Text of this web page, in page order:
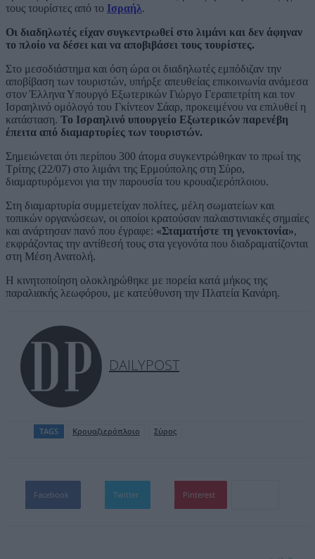
τους τουρίστες από το Ισραήλ.
Οι διαδηλωτές είχαν συγκεντρωθεί στο λιμάνι και δεν άφηναν
το πλοίο να δέσει και να αποβιβάσει τους τουρίστες.
Στο μεσοδιάστημα και όση ώρα οι διαδηλωτές εμπόδιζαν την
αποβίβαση των τουριστών, υπήρξε απευθείας επικοινωνία ανάμεσα
στον Έλληνα Υπουργό Εξωτερικών Γιώργο Γεραπετρίτη και τον
Ισραηλινό ομόλογό του Γκίντεον Σάαρ, προκειμένου να επιλυθεί η
κατάσταση. Το Ισραηλινό υπουργείο Εξωτερικών παρενέβη
έπειτα από διαμαρτυρίες των τουριστών.
Σημειώνεται ότι περίπου 300 άτομα συγκεντρώθηκαν το πρωί της
Τρίτης (22/07) στο λιμάνι της Ερμούπολης στη Σύρο,
διαμαρτυρόμενοι για την παρουσία του κρουαζιερόπλοιου.
Στη διαμαρτυρία συμμετείχαν πολίτες, μέλη σωματείων και
τοπικών οργανώσεων, οι οποίοι κρατούσαν παλαιστινιακές σημαίες
και ανάρτησαν πανό που έγραφε: «Σταματήστε τη γενοκτονία»,
εκφράζοντας την αντίθεσή τους στα γεγονότα που διαδραματίζονται
στη Μέση Ανατολή.
Η κινητοποίηση ολοκληρώθηκε με πορεία κατά μήκος της
παραλιακής λεωφόρου, με κατεύθυνση την Πλατεία Κανάρη.
DAILYPOST
TAGS Κρουαζιερόπλοιο Σύρος
Facebook Twitter Pinterest